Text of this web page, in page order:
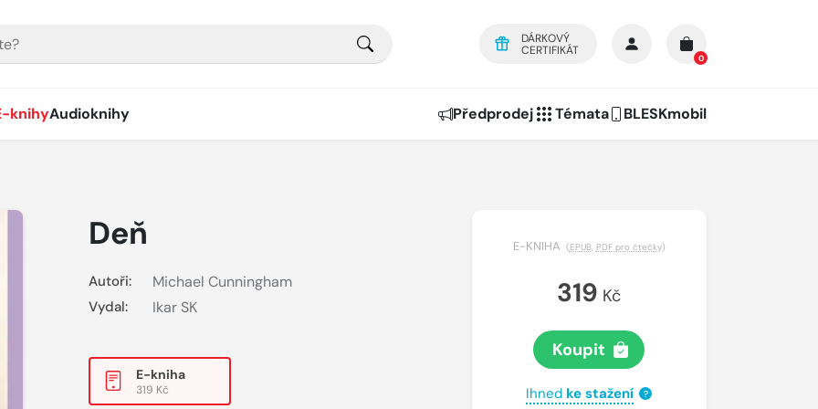
DÁRKOVÝ
CERTIFIKÁT
0
knihyAudioknihy Předprodej Témata BLESKmobil
Deň
Autoři: Michael Cunningham
Vydal: Ikar SK
E-kniha
319 Kč
E-KNIHA (EPUB, PDF pro čtečky)
319 Kč
Koupit
Ihned ke stažení ?